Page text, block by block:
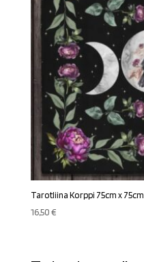
Tarotliina Korppi 75cm x 75cm
16,50€